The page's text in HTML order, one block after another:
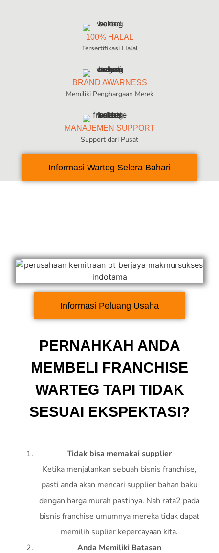
100% HALAL
Tersertifikasi Halal
BRAND AWARNESS
Memiliki Penghargaan Merek
MANAJEMEN SUPPORT
Support dari Pusat
Informasi Warteg Selera Bahari
PERNAHKAH ANDA
MEMBELI FRANCHISE
WARTEG TAPI TIDAK
SESUAI EKSPEKTASI?
Tidak bisa memakai supplier
Ketika menjalankan sebuah bisnis franchise,
pasti anda akan mencari supplier bahan baku
dengan harga murah pastinya. Nah rata2 pada
bisnis franchise umumnya mereka tidak dapat
memilih suplier kepercayaan kita.
Anda Memiliki Batasan
Informasi Peluang Usaha